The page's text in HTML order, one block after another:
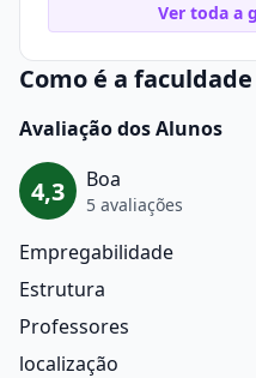
Ver toda a
Como é a faculdade
Avaliação dos Alunos
4,3 Boa
5 avaliações
Empregabilidade
Estrutura
Professores
localização